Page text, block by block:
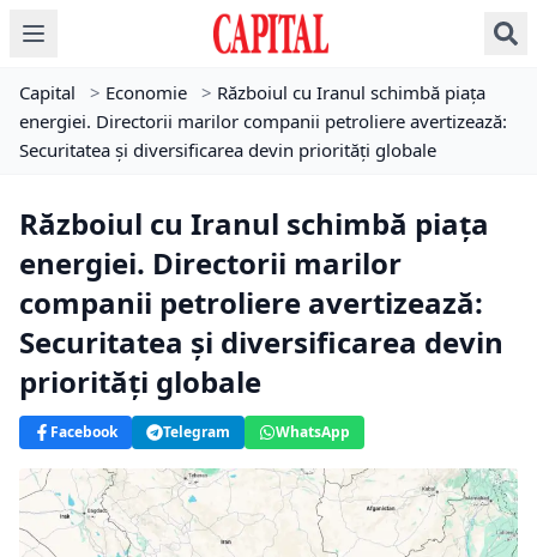
Capital > Economie > Războiul cu Iranul schimbă piața
energiei. Directorii marilor companii petroliere avertizează:
Securitatea și diversificarea devin priorități globale
Războiul cu Iranul schimbă piața
energiei. Directorii marilor
companii petroliere avertizează:
Securitatea și diversificarea devin
priorități globale
Facebook Telegram WhatsApp